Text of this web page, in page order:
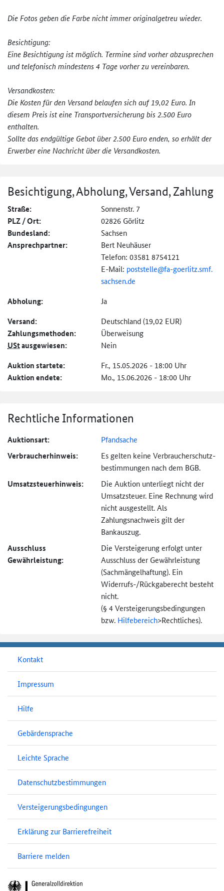
Die Fotos geben die Farbe nicht immer originalgetreu wieder.
Besichtigung:
Eine Besichtigung ist möglich. Termine sind vorher abzusprechen
und telefonisch mindestens 4 Tage vorher zu vereinbaren.
Versandkosten:
Die Kosten für den Versand belaufen sich auf 19,02 Euro. In
diesem Preis ist eine Transportversicherung bis 2.500 Euro
enthalten.
Sollte das endgültige Gebot über 2.500 Euro enden, so erhält der
Erwerber eine Nachricht über die Versandkosten.
Besichtigung, Abholung, Versand, Zahlung
Straße: Sonnenstr. 7
PLZ / Ort: 02826 Görlitz
Bundesland: Sachsen
Ansprechpartner:
Bert Neuhäuser
Telefon: 03581 8754121
E-Mail: poststelle@fa-goerlitz.smf.
sachsen.de
Abholung: Ja
Versand: Deutschland (19,02 EUR)
Zahlungs­methoden: Überweisung
UStausgewiesen: Nein
Auktion startete: Fr., 15.05.2026 - 18:00 Uhr
Auktion endete: Mo., 15.06.2026 - 18:00 Uhr
Rechtliche Informationen
Auktionsart: Pfandsache
Verbraucher­hinweis:
Es gelten keine Verbraucher­schutz­
bestimmungen nach dem BGB.
Umsatzsteuer­hinweis:
Die Auktion unterliegt nicht der
Umsatzsteuer. Eine Rechnung wird
nicht ausgestellt. Als
Zahlungsnachweis gilt der
Bankauszug.
Ausschluss
Gewährleistung:
Die Versteigerung erfolgt unter
Ausschluss der Gewährleistung
(Sachmängel­haftung). Ein
Widerrufs-/Rückgaberecht besteht
nicht.
(§ 4 Versteigerungs­bedingungen
bzw. Hilfebereich>Rechtliches).
Kontakt
Impressum
Hilfe
Gebärdensprache
Leichte Sprache
Datenschutzbestimmungen
Versteigerungsbedingungen
Erklärung zur Barrierefreiheit
Barriere melden